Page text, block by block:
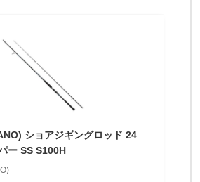
ショアジギングロッド 24
ー SS S100H